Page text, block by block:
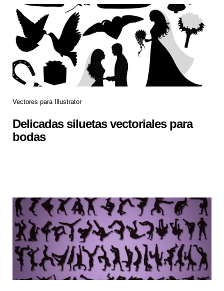
Vectores para Illustrator
Delicadas siluetas vectoriales para
bodas